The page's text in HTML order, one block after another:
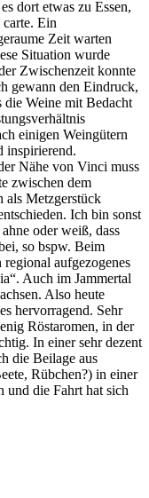
dort etwas zu Essen,
carte. Ein
Zeit warten
Situation wurde
Zwischenzeit konnte
gewann den Eindruck,
die Weine mit Bedacht
einigen Weingütern
inspirierend.
Nähe von Vinci muss
zwischen dem
als Metzgerstück
Ich bin sonst
oder weiß, dass
so bspw. Beim
aufgezogenes
Auch im Jammertal
Also heute
hervorragend. Sehr
Röstaromen, in der
In einer sehr dezent
die Beilage aus
Rübchen?) in einer
und die Fahrt hat sich